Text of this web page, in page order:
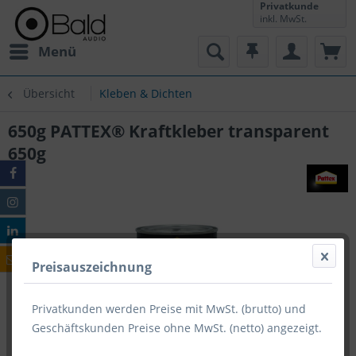
Menü
Privatkunde
inkl. MwSt.
Übersicht Kleben & Dichten
650g PATTEX® Kraftkleber transparent
650g
Preisauszeichnung
Privatkunden werden Preise mit MwSt. (brutto) und
Geschäftskunden Preise ohne MwSt. (netto) angezeigt.